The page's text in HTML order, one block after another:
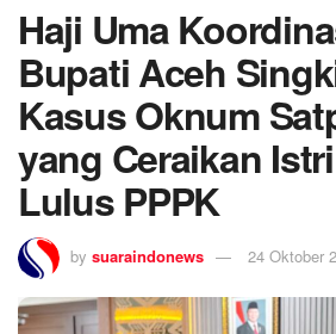
Haji Uma
Bupati Aceh
Kasus Oknum
yang Ceraikan
Lulus PPPK
by suaraindonews 24 Oktober